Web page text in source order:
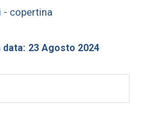
23 Agosto 2024